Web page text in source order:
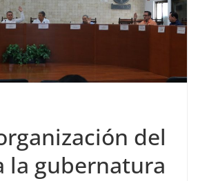
del
la gubernatura